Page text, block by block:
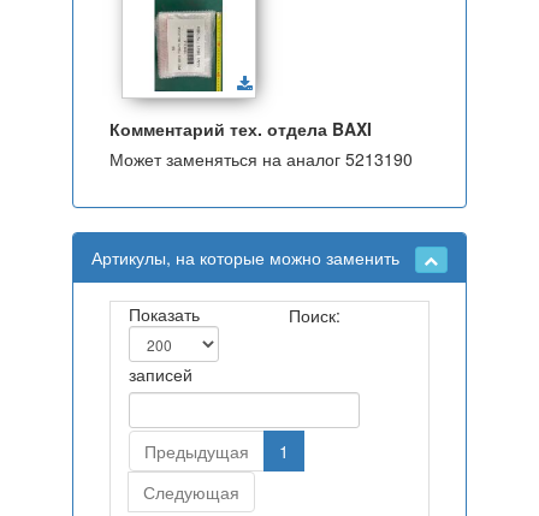
Комментарий тех. отдела BAXI
Может заменяться на аналог 5213190
Артикулы, на которые можно заменить
Показать
записей
Поиск:
Предыдущая
1
Следующая